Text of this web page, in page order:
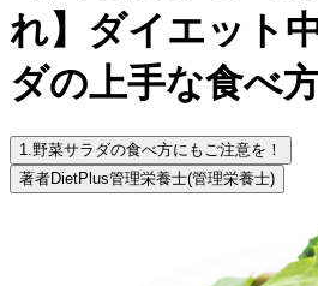
れ】ダイエット
ダの上手な食べ
1.野菜サラダの食べ方にもご注意を！
著者DietPlus管理栄養士(管理栄養士)